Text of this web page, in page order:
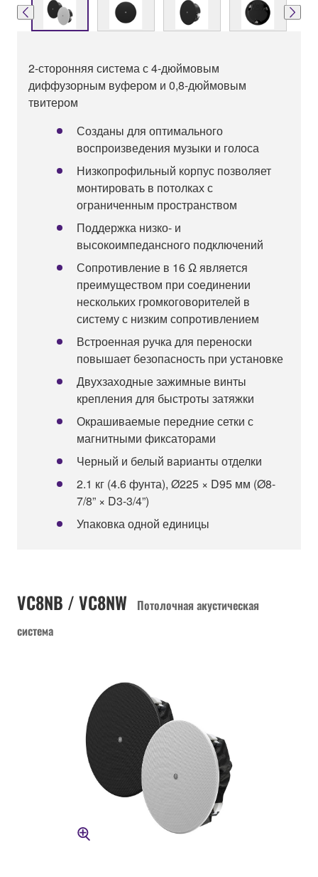
2-сторонняя система с 4-дюймовым
диффузорным вуфером и 0,8-дюймовым
твитером
Созданы для оптимального
воспроизведения музыки и голоса
Низкопрофильный корпус позволяет
монтировать в потолках с
ограниченным пространством
Поддержка низко- и
высокоимпедансного подключений
Сопротивление в 16 Ω является
преимуществом при соединении
нескольких громкоговорителей в
систему с низким сопротивлением
Встроенная ручка для переноски
повышает безопасность при установке
Двухзаходные зажимные винты
крепления для быстроты затяжки
Окрашиваемые передние сетки с
магнитными фиксаторами
Черный и белый варианты отделки
2.1 кг (4.6 фунта), Ø225 × D95 мм (Ø8-
7/8” × D3-3/4”)
Упаковка одной единицы
VC8NB / VC8NW
Потолочная акустическая
система